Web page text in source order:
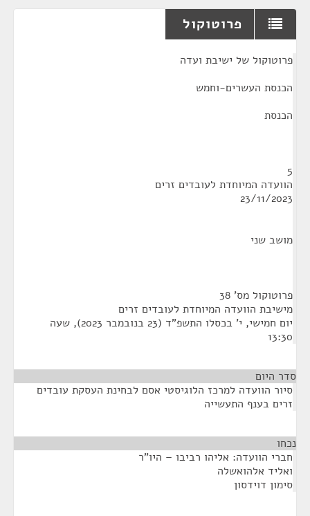
פרוטוקול
פרוטוקול של ישיבת ועדה
הכנסת העשרים-וחמש
הכנסת
5
הוועדה המיוחדת לעובדים זרים
23/11/2023
מושב שני
פרוטוקול מס' 38
מישיבת הוועדה המיוחדת לעובדים זרים
יום חמישי, י' בכסלו התשפ"ד (23 בנובמבר 2023), שעה
13:30
סדר היום
סיור הוועדה למרכז הלוגיסטי אסם לבחינת העסקת עובדים
זרים בענף התעשייה
נכחו
חברי הוועדה: אליהו רביבו – היו"ר
ואליד אלהואשלה
סימון דוידסון